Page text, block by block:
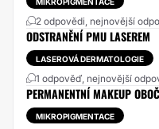
2 odpovědi, nejnovější
ODSTRANĚNÍ PMU LASEREM
LASEROVÁ DERMATOLOGIE
1 odpověď, nejnovější
PERMANENTNÍ MAKEUP
MIKROPIGMENTACE